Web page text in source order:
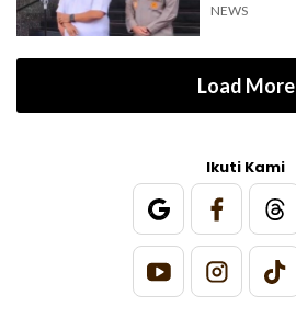
NEWS
Load More
Ikuti Kami